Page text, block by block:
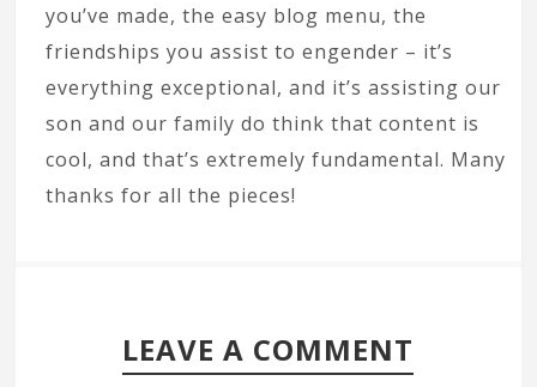
you’ve made, the easy blog menu, the
friendships you assist to engender – it’s
everything exceptional, and it’s assisting our
son and our family do think that content is
cool, and that’s extremely fundamental. Many
thanks for all the pieces!
LEAVE A COMMENT